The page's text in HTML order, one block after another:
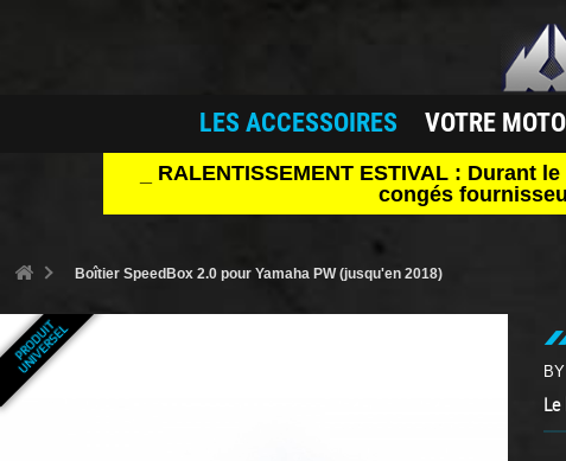
LES ACCESSOIRES VOTRE MOTO
_ RALENTISSEMENT ESTIVAL :
congés
Boîtier SpeedBox 2.0 pour Yamaha PW (jusqu'en 2018)
P
R
O
D
U
I
T
U
N
I
V
E
R
S
E
L